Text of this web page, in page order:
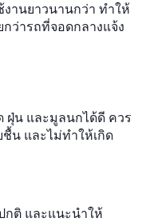
านยาวนานกว่า ทำให้
ว่ารถที่จอดกลางแจ้ง
ฝุ่น และมูลนกได้ดี ควร
น และไม่ทำให้เกิด
กติ และแนะนำให้